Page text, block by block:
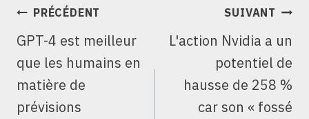
NAVIGATION
L’ARTICLE
PRÉCÉDENT
GPT-4 est meilleur
que les humains en
matière de
prévisions
SUIVANT
L'action Nvidia a un
potentiel de
hausse de 258 %
car son « fossé